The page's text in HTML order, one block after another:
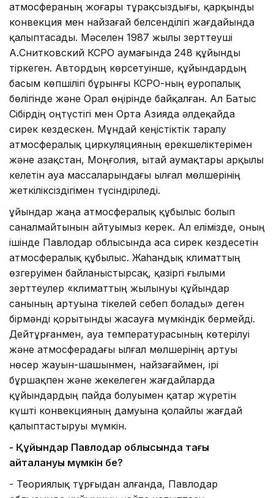
атмосфераның жоғары тұрақсыздығы, қарқынды
конвекция мен найзағай белсенділігі жағдайында
қалыптасады. Мәселен 1987 жылы зерттеуші
А.Снитковский КСРО аумағында 248 құйынды
тіркеген. Автордың көрсетуінше, құйындардың
басым көпшілігі бұрынғы КСРО-ның еуропалық
бөлігінде және Орал өңірінде байқалған. Ал Батыс
Сібірдің оңтүстігі мен Орта Азияда әлдеқайда
сирек кездескен. Мұндай кеңістіктік таралу
атмосфералық циркуляцияның ерекшеліктерімен
және Қазақстан, Моңғолия, Қытай аумақтары арқылы
келетін ауа массаларындағы ылғал мөлшерінің
жеткіліксіздігімен түсіндіріледі.
Құйындар жаңа атмосфералық құбылыс болып
саналмайтынын айтуымыз керек. Ал елімізде, оның
ішінде Павлодар облысында аса сирек кездесетін
атмосфералық құбылыс. Жаһандық климаттың
өзгеруімен байланыстырсақ, қазіргі ғылыми
зерттеулер «климаттың жылынуы құйындар
санының артуына тікелей себеп болады» деген
бірмәнді қорытынды жасауға мүмкіндік бермейді.
Дейтұрғанмен, ауа температурасының көтерілуі
және атмосферадағы ылғал мөлшерінің артуы
нөсер жауын-шашынмен, найзағаймен, ірі
бұршақпен және жекелеген жағдайларда
құйындардың пайда болуымен қатар жүретін
күшті конвекцияның дамуына қолайлы жағдай
қалыптастыруы мүмкін.
- Құйындар Павлодар облысында тағы
қайталануы мүмкін бе?
- Теориялық тұрғыдан алғанда, Павлодар